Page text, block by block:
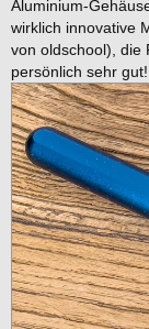
Aluminium-
wirklich innovative
von oldschool), die
persönlich sehr gut!